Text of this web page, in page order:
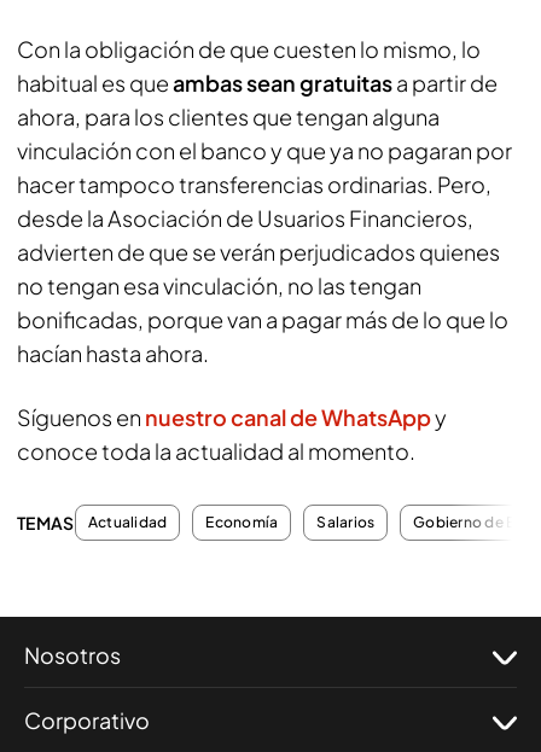
Con la obligación de que cuesten lo mismo, lo
habitual es queambas sean gratuitasa partir de
ahora, para los clientes que tengan alguna
vinculación con el banco y que ya no pagaran por
hacer tampoco transferencias ordinarias. Pero,
desde la Asociación de Usuarios Financieros,
advierten de que se verán perjudicados quienes
no tengan esa vinculación, no las tengan
bonificadas, porque van a pagar más de lo que lo
hacían hasta ahora.
Síguenos en nuestro canal de WhatsAppy
conoce toda la actualidad al momento.
TEMAS Actualidad Economía Salarios Gobierno de
Nosotros
Corporativo